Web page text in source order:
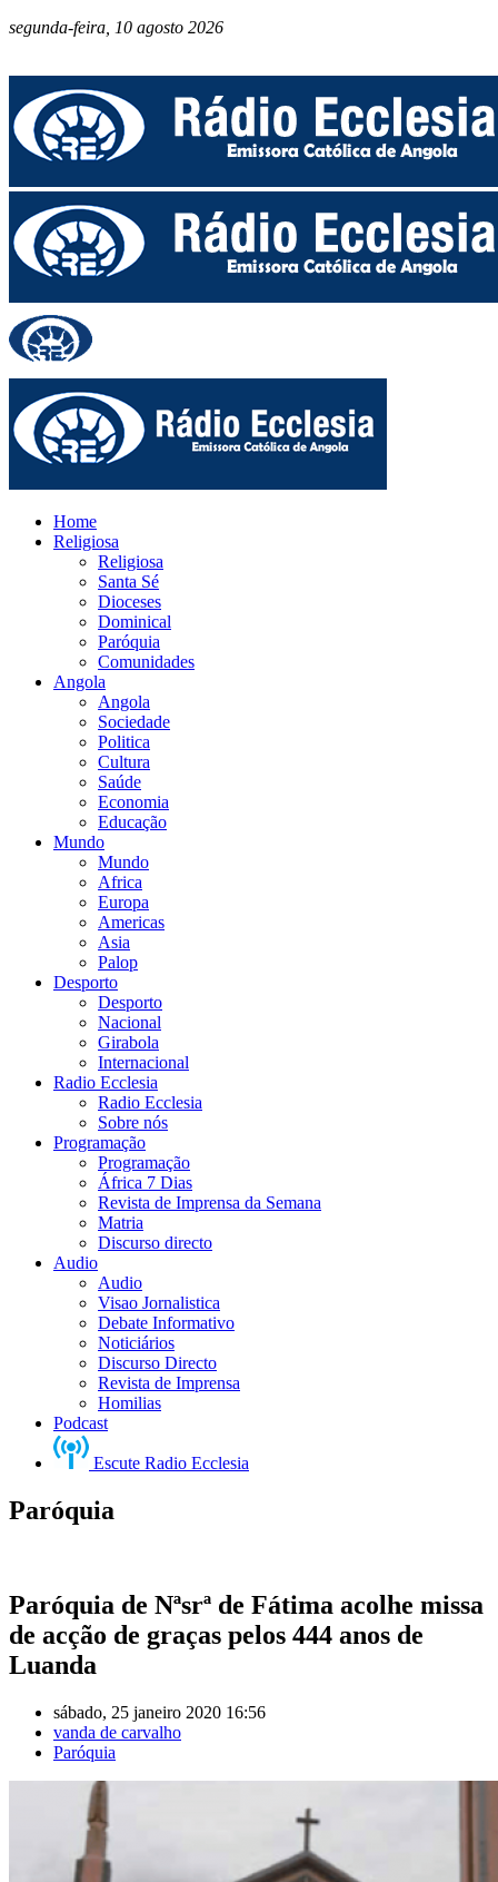
segunda-feira, 10 agosto 2026
Home
Religiosa
Religiosa
Santa Sé
Dioceses
Dominical
Paróquia
Comunidades
Angola
Angola
Sociedade
Politica
Cultura
Saúde
Economia
Educação
Mundo
Mundo
Africa
Europa
Americas
Asia
Palop
Desporto
Desporto
Nacional
Girabola
Internacional
Radio Ecclesia
Radio Ecclesia
Sobre nós
Programação
Programação
África 7 Dias
Revista de Imprensa da Semana
Matria
Discurso directo
Audio
Audio
Visao Jornalistica
Debate Informativo
Noticiários
Discurso Directo
Revista de Imprensa
Homilias
Podcast
Escute Radio Ecclesia
Paróquia
Paróquia de Nªsrª de Fátima acolhe missa
de acção de graças pelos 444 anos de
Luanda
sábado, 25 janeiro 2020 16:56
vanda de carvalho
Paróquia